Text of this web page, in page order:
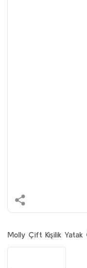
Molly Çift Kişilik